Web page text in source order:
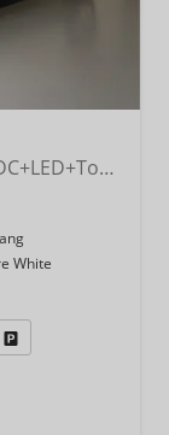
1.0 MPI Sitzheizung+AppConnect+PDC+LED+Touch+Lichtsensor+MultiLenkrad
White
an (PDF)